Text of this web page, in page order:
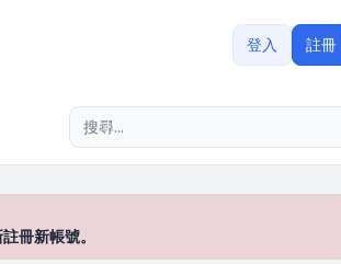
登入 註冊
冊新帳號。